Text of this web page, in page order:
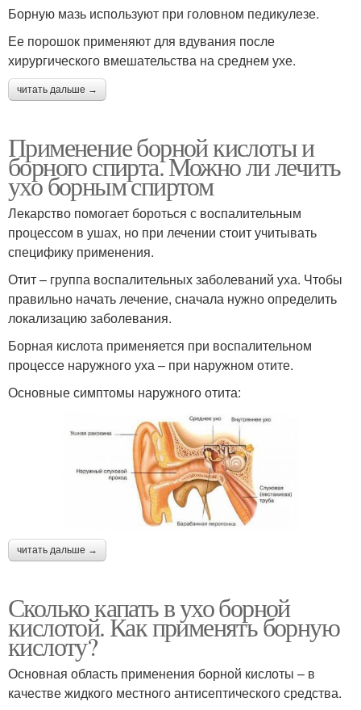
Борную мазь используют при головном педикулезе.
Ее порошок применяют для вдувания после
хирургического вмешательства на среднем ухе.
читать дальше →
Применение борной кислоты и
борного спирта. Можно ли лечить
ухо борным спиртом
Лекарство помогает бороться с воспалительным
процессом в ушах, но при лечении стоит учитывать
специфику применения.
Отит – группа воспалительных заболеваний уха. Чтобы
правильно начать лечение, сначала нужно определить
локализацию заболевания.
Борная кислота применяется при воспалительном
процессе наружного уха – при наружном отите.
Основные симптомы наружного отита:
читать дальше →
Сколько капать в ухо борной
кислотой. Как применять борную
кислоту?
Основная область применения борной кислоты – в
качестве жидкого местного антисептического средства.